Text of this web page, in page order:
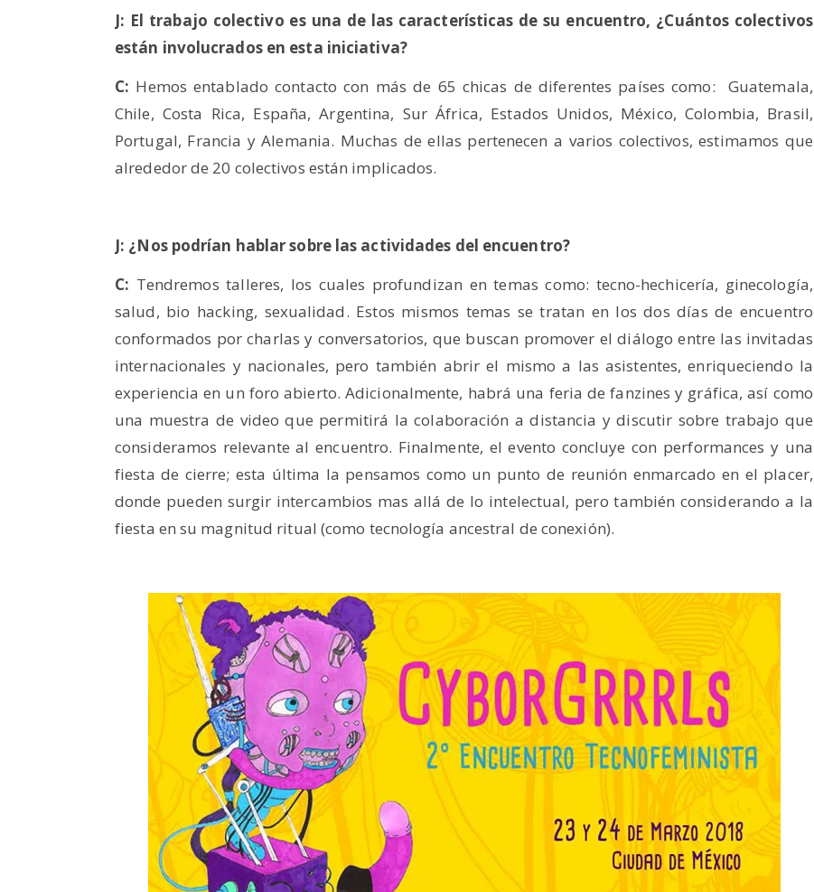
J: El trabajo colectivo es una de las características de su encuentro, ¿Cuántos colectivos
están involucrados en esta iniciativa?
C: Hemos entablado contacto con más de 65 chicas de diferentes países como: Guatemala,
Chile, Costa Rica, España, Argentina, Sur África, Estados Unidos, México, Colombia, Brasil,
Portugal, Francia y Alemania. Muchas de ellas pertenecen a varios colectivos, estimamos que
alrededor de 20 colectivos están implicados.
J: ¿Nos podrían hablar sobre las actividades del encuentro?
C: Tendremos talleres, los cuales profundizan en temas como: tecno-hechicería, ginecología,
salud, bio hacking, sexualidad. Estos mismos temas se tratan en los dos días de encuentro
conformados por charlas y conversatorios, que buscan promover el diálogo entre las invitadas
internacionales y nacionales, pero también abrir el mismo a las asistentes, enriqueciendo la
experiencia en un foro abierto. Adicionalmente, habrá una feria de fanzines y gráfica, así como
una muestra de video que permitirá la colaboración a distancia y discutir sobre trabajo que
consideramos relevante al encuentro. Finalmente, el evento concluye con performances y una
fiesta de cierre; esta última la pensamos como un punto de reunión enmarcado en el placer,
donde pueden surgir intercambios mas allá de lo intelectual, pero también considerando a la
fiesta en su magnitud ritual (como tecnología ancestral de conexión).